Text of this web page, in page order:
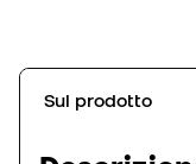
Sul prodotto